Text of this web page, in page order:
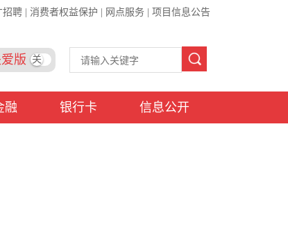
招聘 消费者权益保护 网点服务 项目信息公告
版 关
融 银行卡 信息公开